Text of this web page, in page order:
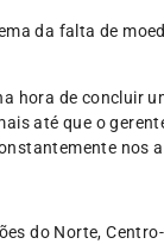
da falta de
hora de concluir
até que o
nos
do Norte,